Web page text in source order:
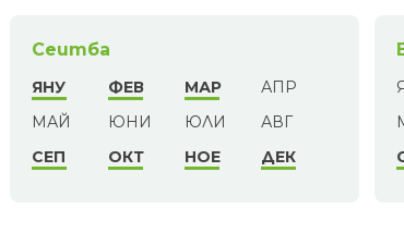
Сеитба
ЯНУ ФЕВ МАР
АПР
МАЙ
ЮНИ ЮЛИ
АВГ
СЕП
ОКТ НОЕ ДЕК